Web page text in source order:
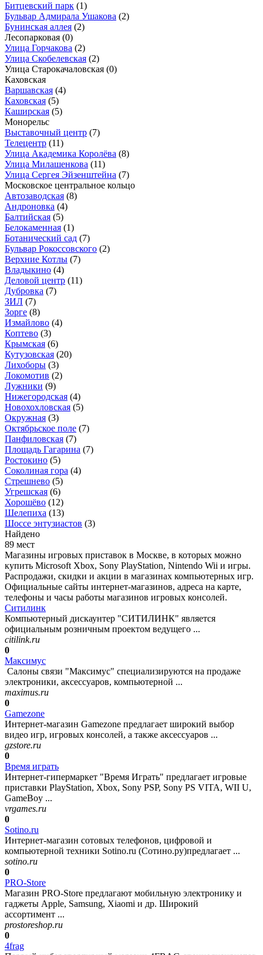
Битцевский парк (1)
Бульвар Адмирала Ушакова (2)
Бунинская аллея (2)
Лесопарковая (0)
Улица Горчакова (2)
Улица Скобелевская (2)
Улица Старокачаловская (0)
Каховская
Варшавская (4)
Каховская (5)
Каширская (5)
Монорельс
Выставочный центр (7)
Телецентр (11)
Улица Академика Королёва (8)
Улица Милашенкова (11)
Улица Сергея Эйзенштейна (7)
Московское центральное кольцо
Автозаводская (8)
Андроновка (4)
Балтийская (5)
Белокаменная (1)
Ботанический сад (7)
Бульвар Рокоссовского (2)
Верхние Котлы (7)
Владыкино (4)
Деловой центр (11)
Дубровка (7)
ЗИЛ (7)
Зорге (8)
Измайлово (4)
Коптево (3)
Крымская (6)
Кутузовская (20)
Лихоборы (3)
Локомотив (2)
Лужники (9)
Нижегородская (4)
Новохохловская (5)
Окружная (3)
Октябрьское поле (7)
Панфиловская (7)
Площадь Гагарина (7)
Ростокино (5)
Соколиная гора (4)
Стрешнево (5)
Угрешская (6)
Хорошёво (12)
Шелепиха (13)
Шоссе энтузиастов (3)
Найдено
89 мест
Магазины игровых приставок в Москве, в которых можно
купить Microsoft Xbox, Sony PlayStation, Nintendo Wii и игры.
Распродажи, скидки и акции в магазинах компьютерных игр.
Официальные сайты интернет-магазинов, адреса на карте,
телефоны и часы работы магазинов игровых консолей.
Ситилинк
Компьютерный дискаунтер "СИТИЛИНК" является
официальным розничным проектом ведущего ...
citilink.ru
0
Максимус
Салоны связи "Максимус" специализируются на продаже
электроники, аксессуаров, компьютерной ...
maximus.ru
0
Gamezone
Интернет-магазин Gamezone предлагает широкий выбор
видео игр, игровых консолей, а также аксессуаров ...
gzstore.ru
0
Время играть
Интернет-гипермаркет "Время Играть" предлагает игровые
приставки PlayStation, Xbox, Sony PSP, Sony PS VITA, WII U,
GameBoy ...
vrgames.ru
0
Sotino.ru
Интернет-магазин сотовых телефонов, цифровой и
компьютерной техники Sotino.ru (Сотино.ру)предлагает ...
sotino.ru
0
PRO-Store
Магазин PRO-Store предлагают мобильную электронику и
гаджеты Apple, Samsung, Xiaomi и др. Широкий
ассортимент ...
prostoreshop.ru
0
4frag